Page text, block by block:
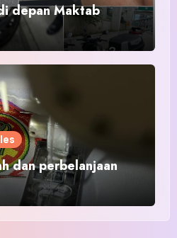
depan Maktab
dan perbelanjaan